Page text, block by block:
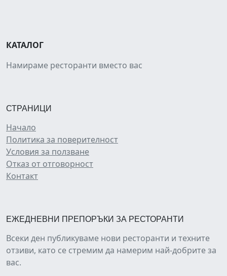
КАТАЛОГ
Намираме ресторанти вместо вас
СТРАНИЦИ
Начало
Политика за поверителност
Условия за ползване
Отказ от отговорност
Контакт
ЕЖЕДНЕВНИ ПРЕПОРЪКИ ЗА РЕСТОРАНТИ
Всеки ден публикуваме нови ресторанти и техните
отзиви, като се стремим да намерим най-добрите за
вас.